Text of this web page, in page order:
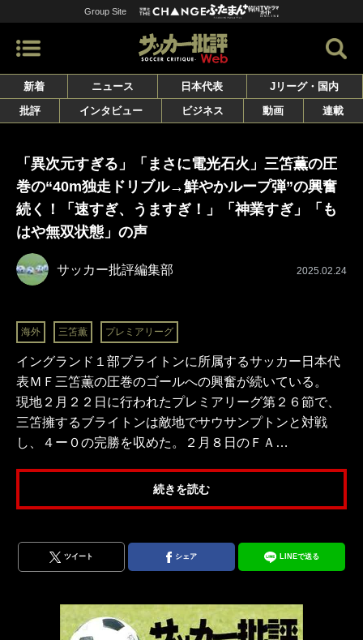
Group Site
新着 ニュース 日本代表
Jリーグ・国内
批評
インタビュー ビジネス 動画 連載
「異次元すぎる」「まさに電光石火」三笘薫の圧
巻の“40m独走ドリブル→鮮やかループ弾”の興奮
続く！「速すぎ、うますぎ！」「神業すぎ」「も
はや無双状態」の声
サッカー批評編集部 2025.02.24
海外 三笘薫 プレミアリーグ
イングランド１部ブライトンに所属するサッカー日本代
表ＭＦ三笘薫の圧巻のゴールへの興奮が続いている。
現地２月２２日に行われたプレミアリーグ第２６節で、
三笘擁するブライトンは敵地でサウサンプトンと対戦
し、４ー０の完勝を収めた。２月８日のＦＡ…
続きを読む
ツイート シェア LINEで送る